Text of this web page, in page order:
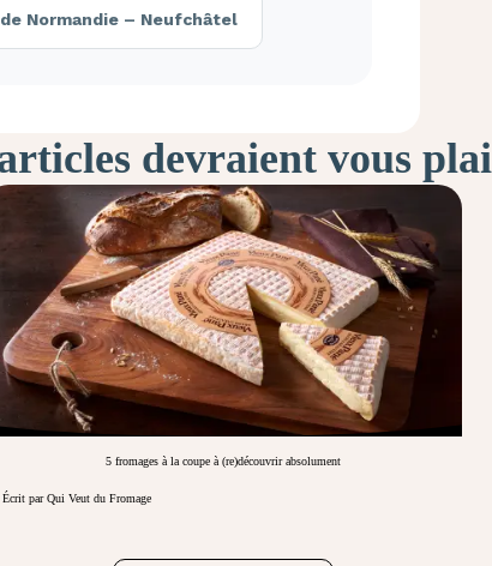
Normandie – Neufchâtel
devraient vous
5 fromages à la coupe à (re)découvrir absolument
Écrit par Qui Veut du Fromage